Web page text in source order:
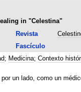
in "Celestina"
Revista
Fascículo
; Medicina; Contexto
un lado, como un